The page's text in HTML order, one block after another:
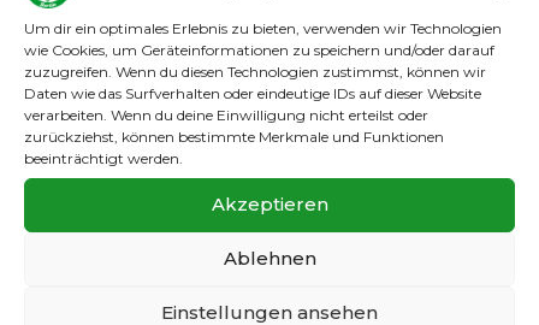
Um dir ein optimales Erlebnis zu bieten, verwenden wir Technologien
wie Cookies, um Geräteinformationen zu speichern und/oder darauf
zuzugreifen. Wenn du diesen Technologien zustimmst, können wir
Daten wie das Surfverhalten oder eindeutige IDs auf dieser Website
verarbeiten. Wenn du deine Einwilligung nicht erteilst oder
zurückziehst, können bestimmte Merkmale und Funktionen
beeinträchtigt werden.
Akzeptieren
Ablehnen
Einstellungen ansehen
← vorheriger Artikel nächster Artikel
findet um 20.00 Uhr im Clubhaus Gatow die
Einladung sowie Tagesordnung